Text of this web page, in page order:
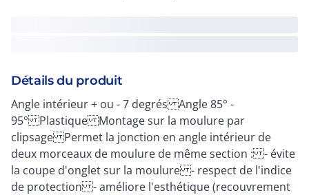
Détails du produit
Angle intérieur + ou - 7 degrés Angle 85° -
95° Plastique Montage sur la moulure par
clipsage Permet la jonction en angle intérieur de
deux morceaux de moulure de même section : - évite
la coupe d'onglet sur la moulure - respect de l'indice
de protection - améliore l'esthétique (recouvrement